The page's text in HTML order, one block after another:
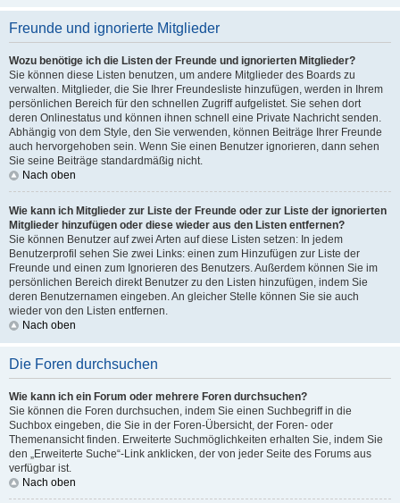
Freunde und ignorierte Mitglieder
Wozu benötige ich die Listen der Freunde und ignorierten Mitglieder?
Sie können diese Listen benutzen, um andere Mitglieder des Boards zu
verwalten. Mitglieder, die Sie Ihrer Freundesliste hinzufügen, werden in Ihrem
persönlichen Bereich für den schnellen Zugriff aufgelistet. Sie sehen dort
deren Onlinestatus und können ihnen schnell eine Private Nachricht senden.
Abhängig von dem Style, den Sie verwenden, können Beiträge Ihrer Freunde
auch hervorgehoben sein. Wenn Sie einen Benutzer ignorieren, dann sehen
Sie seine Beiträge standardmäßig nicht.
Nach oben
Wie kann ich Mitglieder zur Liste der Freunde oder zur Liste der ignorierten
Mitglieder hinzufügen oder diese wieder aus den Listen entfernen?
Sie können Benutzer auf zwei Arten auf diese Listen setzen: In jedem
Benutzerprofil sehen Sie zwei Links: einen zum Hinzufügen zur Liste der
Freunde und einen zum Ignorieren des Benutzers. Außerdem können Sie im
persönlichen Bereich direkt Benutzer zu den Listen hinzufügen, indem Sie
deren Benutzernamen eingeben. An gleicher Stelle können Sie sie auch
wieder von den Listen entfernen.
Nach oben
Die Foren durchsuchen
Wie kann ich ein Forum oder mehrere Foren durchsuchen?
Sie können die Foren durchsuchen, indem Sie einen Suchbegriff in die
Suchbox eingeben, die Sie in der Foren-Übersicht, der Foren- oder
Themenansicht finden. Erweiterte Suchmöglichkeiten erhalten Sie, indem Sie
den „Erweiterte Suche“-Link anklicken, der von jeder Seite des Forums aus
verfügbar ist.
Nach oben